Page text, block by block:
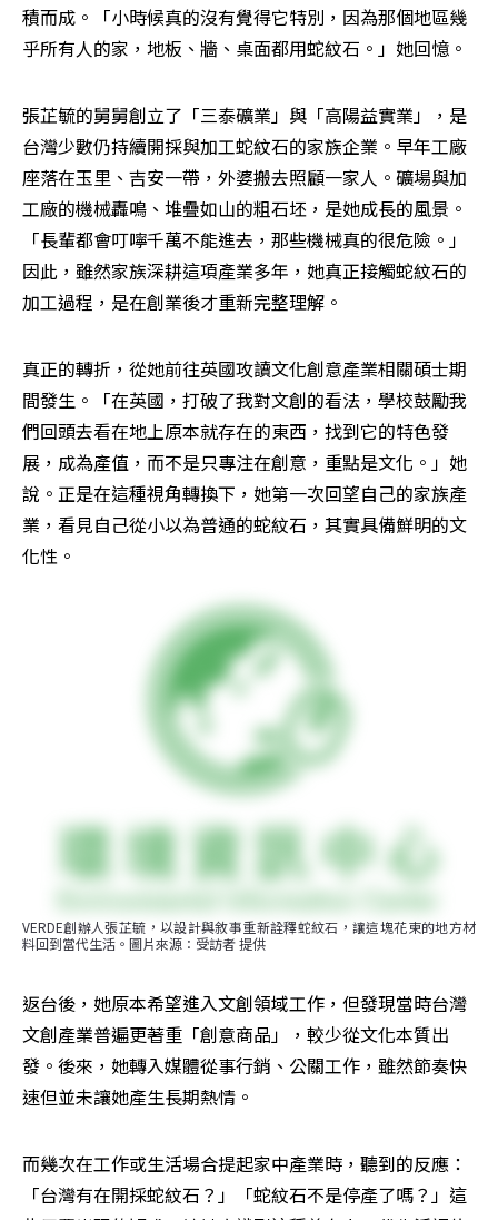
積而成。「小時候真的沒有覺得它特別，因為那個地區幾
乎所有人的家，地板、牆、桌面都用蛇紋石。」她回憶。
張芷毓的舅舅創立了「三泰礦業」與「高陽益實業」，是
台灣少數仍持續開採與加工蛇紋石的家族企業。早年工廠
座落在玉里、吉安一帶，外婆搬去照顧一家人。礦場與加
工廠的機械轟鳴、堆疊如山的粗石坯，是她成長的風景。
「長輩都會叮嚀千萬不能進去，那些機械真的很危險。」
因此，雖然家族深耕這項產業多年，她真正接觸蛇紋石的
加工過程，是在創業後才重新完整理解。
真正的轉折，從她前往英國攻讀文化創意產業相關碩士期
間發生。「在英國，打破了我對文創的看法，學校鼓勵我
們回頭去看在地上原本就存在的東西，找到它的特色發
展，成為產值，而不是只專注在創意，重點是文化。」她
說。正是在這種視角轉換下，她第一次回望自己的家族產
業，看見自己從小以為普通的蛇紋石，其實具備鮮明的文
化性。
VERDE創辦人張芷毓，以設計與敘事重新詮釋蛇紋石，讓這塊花東的地方材
料回到當代生活。圖片來源：受訪者 提供
返台後，她原本希望進入文創領域工作，但發現當時台灣
文創產業普遍更著重「創意商品」，較少從文化本質出
發。後來，她轉入媒體從事行銷、公關工作，雖然節奏快
速但並未讓她產生長期熱情。
而幾次在工作或生活場合提起家中產業時，聽到的反應：
「台灣有在開採蛇紋石？」「蛇紋石不是停產了嗎？」這